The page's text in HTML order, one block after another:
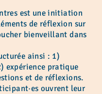
est une initiation
de réflexion sur
bienveillant dans
ainsi : 1)
expérience pratique
et de réflexions.
ouvrent leur